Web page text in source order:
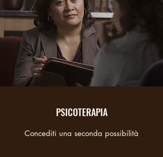
PSICOTERAPIA
Concediti una seconda possibilità